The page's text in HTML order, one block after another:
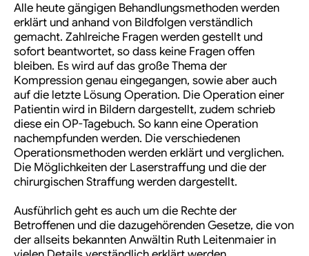
Alle heute gängigen Behandlungsmethoden werden
erklärt und anhand von Bildfolgen verständlich
gemacht. Zahlreiche Fragen werden gestellt und
sofort beantwortet, so dass keine Fragen offen
bleiben. Es wird auf das große Thema der
Kompression genau eingegangen, sowie aber auch
auf die letzte Lösung Operation. Die Operation einer
Patientin wird in Bildern dargestellt, zudem schrieb
diese ein OP-Tagebuch. So kann eine Operation
nachempfunden werden. Die verschiedenen
Operationsmethoden werden erklärt und verglichen.
Die Möglichkeiten der Laserstraffung und die der
chirurgischen Straffung werden dargestellt.
Ausführlich geht es auch um die Rechte der
Betroffenen und die dazugehörenden Gesetze, die von
der allseits bekannten Anwältin Ruth Leitenmaier in